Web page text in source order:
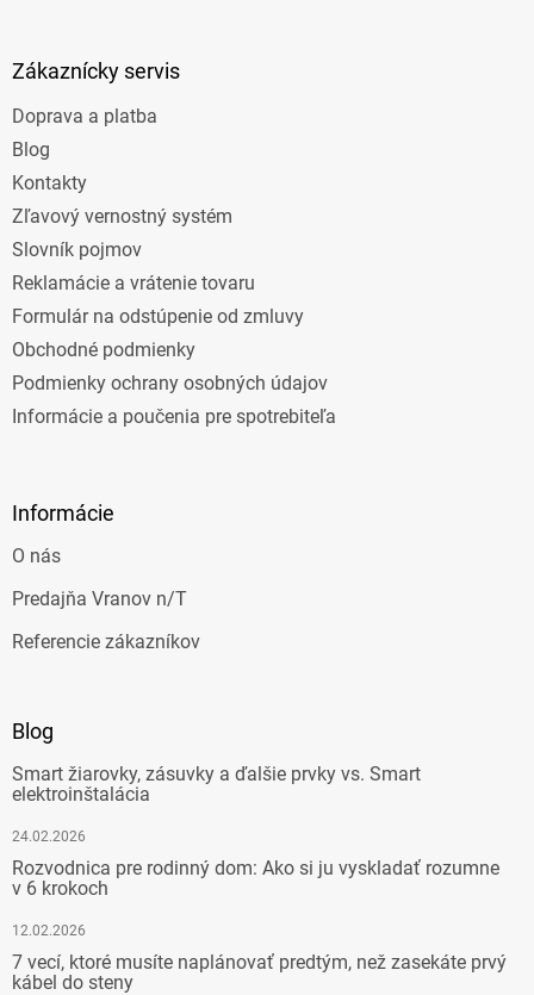
Zákaznícky servis
Doprava a platba
Blog
Kontakty
Zľavový vernostný systém
Slovník pojmov
Reklamácie a vrátenie tovaru
Formulár na odstúpenie od zmluvy
Obchodné podmienky
Podmienky ochrany osobných údajov
Informácie a poučenia pre spotrebiteľa
Informácie
O nás
Predajňa Vranov n/T
Referencie zákazníkov
Blog
Smart žiarovky, zásuvky a ďalšie prvky vs. Smart
elektroinštalácia
24.02.2026
Rozvodnica pre rodinný dom: Ako si ju vyskladať rozumne
v 6 krokoch
12.02.2026
7 vecí, ktoré musíte naplánovať predtým, než zasekáte prvý
kábel do steny